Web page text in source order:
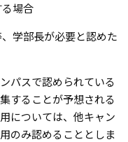
場合
学部長が必要と認めた
パスで認められている
することが予想される
については、他キャン
のみ認めることとしま